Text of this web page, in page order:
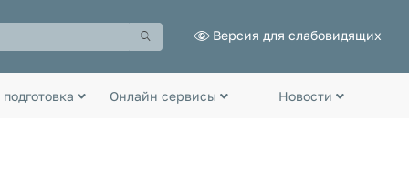
Версия для слабовидящих
Онлайн сервисы Новости